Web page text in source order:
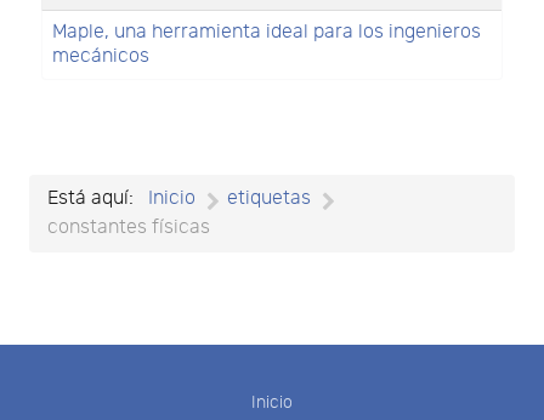
Maple, una herramienta ideal para los ingenieros
mecánicos
Está aquí: Inicio
etiquetas
constantes físicas
Inicio